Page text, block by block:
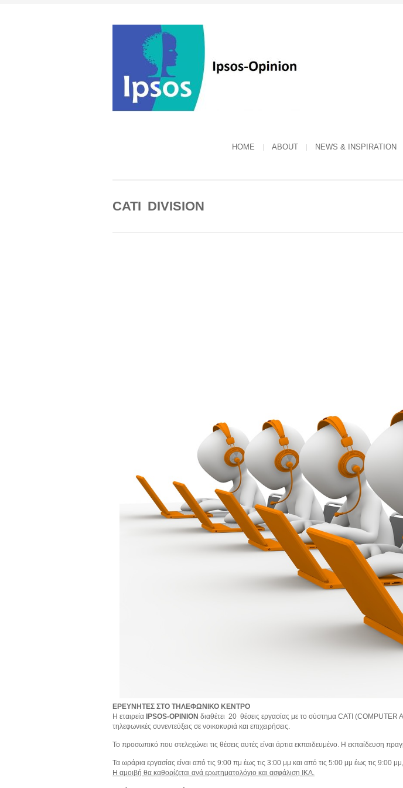
HOME ABOUT NEWS & INSPIRATION
CATI DIVISION
ΕΡΕΥΝΗΤΕΣ ΣTO ΤΗΛΕΦΩΝΙΚΟ ΚΕΝΤΡΟ
Η εταιρεία IPSOS-OPINION διαθέτει 20 θέσεις εργασίας με το σύστημα CATI
τηλεφωνικές συνεντεύξεις σε νοικοκυριά και επιχειρήσεις.
Το προσωπικό που στελεχώνει τις θέσεις αυτές είναι άρτια εκπαιδευμένο. Η εκπαίδευση
Τα ωράρια εργασίας είναι από τις 9:00 πμ έως τις 3:00 μμ και από τις 5:00 μμ έως τις 9:00
Η αμοιβή θα καθορίζεται ανά ερωτηματολόγιο και ασφάλιση ΙΚΑ.